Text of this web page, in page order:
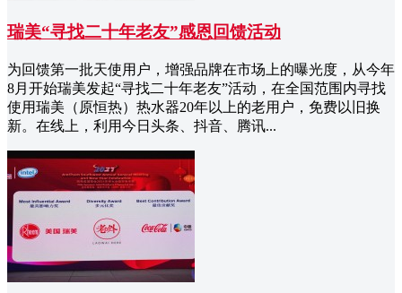
瑞美“寻找二十年老友”感恩回馈活动
为回馈第一批天使用户，增强品牌在市场上的曝光度，从今年
8月开始瑞美发起“寻找二十年老友”活动，在全国范围内寻找
使用瑞美（原恒热）热水器20年以上的老用户，免费以旧换
新。在线上，利用今日头条、抖音、腾讯...